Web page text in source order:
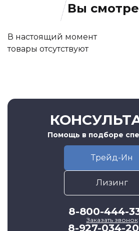
Вы
В настоящий момент
товары отсутствуют
Помощь в подборе
Трейд-Ин
Лизинг
8-800-444-
Заказать звонок
8-927-034-